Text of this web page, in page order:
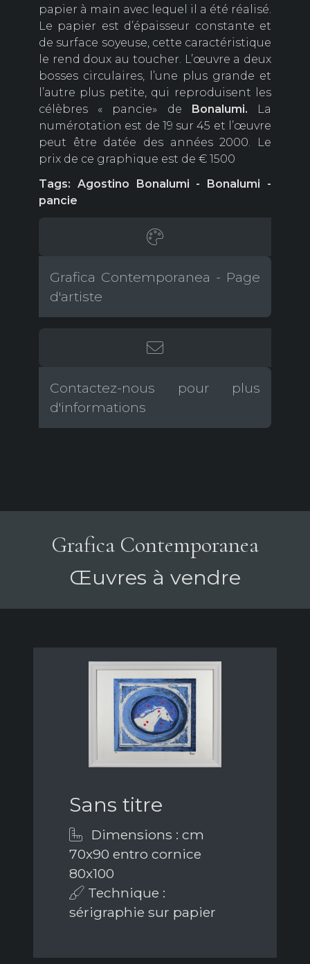
papier à main avec lequel il a été réalisé.
Le papier est d’épaisseur constante et
de surface soyeuse, cette caractéristique
le rend doux au toucher. L’œuvre a deux
bosses circulaires, l’une plus grande et
l’autre plus petite, qui reproduisent les
célèbres « pancie» de Bonalumi. La
numérotation est de 19 sur 45 et l’œuvre
peut être datée des années 2000. Le
prix de ce graphique est de € 1500
Tags: Agostino Bonalumi - Bonalumi -
pancie
Grafica Contemporanea - Page
d'artiste
Contactez-nous pour plus
d'informations
Grafica Contemporanea
Œuvres à vendre
Sans titre
Dimensions : cm
70x90 entro cornice
80x100
Technique :
sérigraphie sur papier